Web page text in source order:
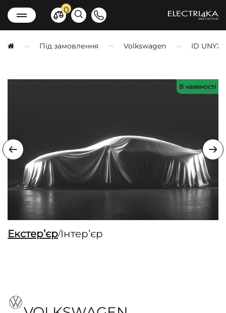
0
Під замовлення Volkswagen ID UNYX
В наявності
Екстерʼєр/Інтерʼєр